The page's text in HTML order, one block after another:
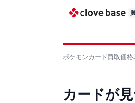
ポケモンカード買取価格
カードが